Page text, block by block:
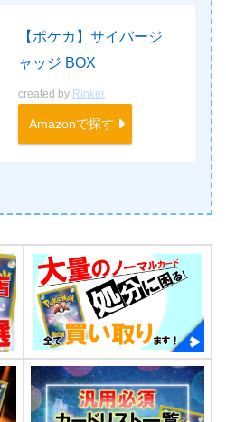
【ポケカ】サイバージ
ャッジ BOX
created by Rinker
Amazonで探す